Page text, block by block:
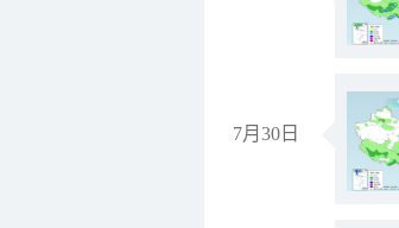
7月30日